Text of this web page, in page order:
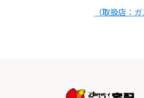
（取扱店：